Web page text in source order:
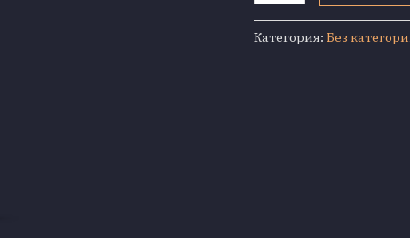
товара
Juliette
Armand
Категория: Без